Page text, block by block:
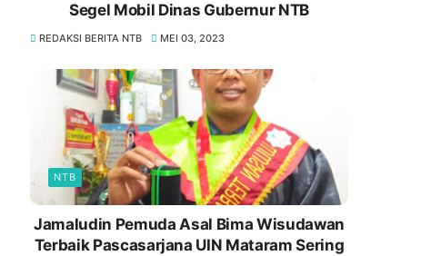
Segel Mobil Dinas Gubernur NTB
REDAKSI BERITA NTB MEI 03, 2023
NTB
Jamaludin Pemuda Asal Bima Wisudawan
Terbaik Pascasarjana UIN Mataram Sering